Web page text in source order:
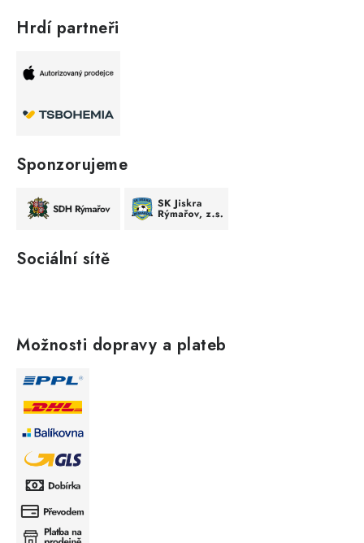
Hrdí partneři
Sponzorujeme
Sociální sítě
Možnosti dopravy a plateb